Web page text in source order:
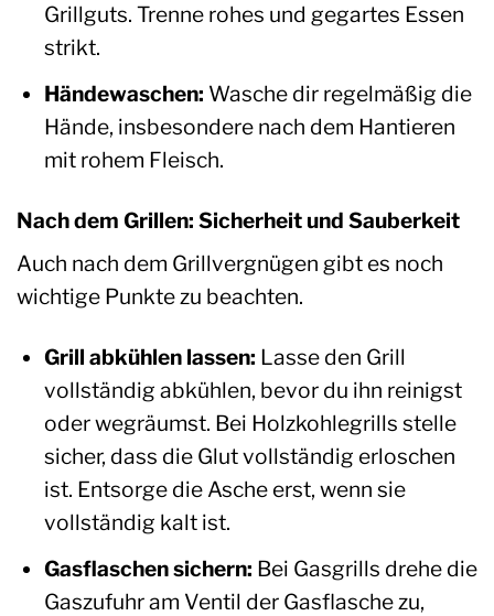
Grillguts. Trenne rohes und gegartes Essen
strikt.
Händewaschen: Wasche dir regelmäßig die
Hände, insbesondere nach dem Hantieren
mit rohem Fleisch.
Nach dem Grillen: Sicherheit und Sauberkeit
Auch nach dem Grillvergnügen gibt es noch
wichtige Punkte zu beachten.
Grill abkühlen lassen: Lasse den Grill
vollständig abkühlen, bevor du ihn reinigst
oder wegräumst. Bei Holzkohlegrills stelle
sicher, dass die Glut vollständig erloschen
ist. Entsorge die Asche erst, wenn sie
vollständig kalt ist.
Gasflaschen sichern: Bei Gasgrills drehe die
Gaszufuhr am Ventil der Gasflasche zu,